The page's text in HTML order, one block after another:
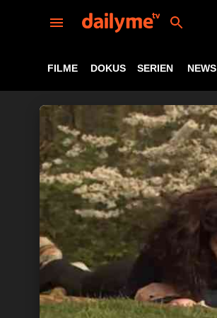
FILME DOKUS SERIEN NEWS